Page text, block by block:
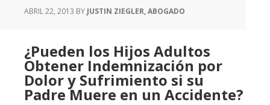
ABRIL 22, 2013 BY JUSTIN ZIEGLER, ABOGADO
¿Pueden los Hijos Adultos
Obtener Indemnización por
Dolor y Sufrimiento si su
Padre Muere en un Accidente?